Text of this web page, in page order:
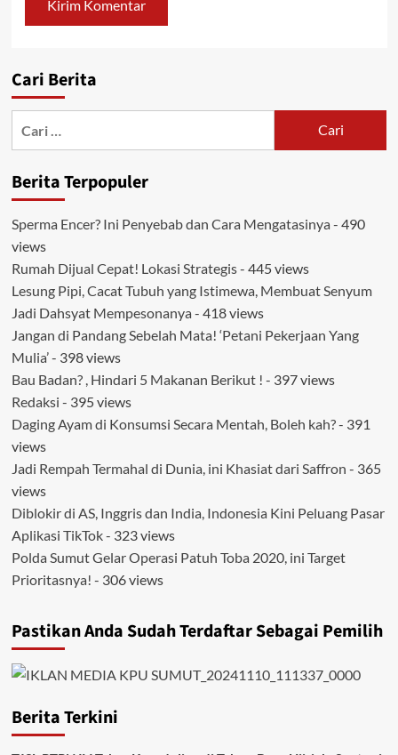
Cari Berita
Berita Terpopuler
Sperma Encer? Ini Penyebab dan Cara Mengatasinya - 490
views
Rumah Dijual Cepat! Lokasi Strategis- 445 views
Lesung Pipi, Cacat Tubuh yang Istimewa, Membuat Senyum
Jadi Dahsyat Mempesonanya - 418 views
Jangan di Pandang Sebelah Mata! ‘Petani Pekerjaan Yang
Mulia’- 398 views
Bau Badan? , Hindari 5 Makanan Berikut ! - 397 views
Redaksi - 395 views
Daging Ayam di Konsumsi Secara Mentah, Boleh kah?- 391
views
Jadi Rempah Termahal di Dunia, ini Khasiat dari Saffron - 365
views
Diblokir di AS, Inggris dan India, Indonesia Kini Peluang Pasar
Aplikasi TikTok- 323 views
Polda Sumut Gelar Operasi Patuh Toba 2020, ini Target
Prioritasnya! - 306 views
Pastikan Anda Sudah Terdaftar Sebagai Pemilih
Berita Terkini